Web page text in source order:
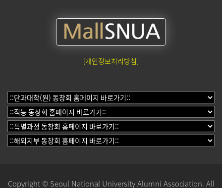
[개인정보처리방침]
Copyright © Seoul National University Alumni Association. All